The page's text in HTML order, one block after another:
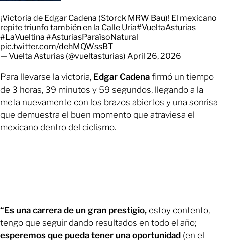
¡Victoria de Edgar Cadena (Storck MRW Bau)! El mexicano
repite triunfo también en la Calle Uría#VueltaAsturias
#LaVueltina #AsturiasParaísoNatural
pic.twitter.com/dehMQWssBT
— Vuelta Asturias (@vueltasturias) April 26, 2026
Para llevarse la victoria, Edgar Cadena firmó un tiempo
de 3 horas, 39 minutos y 59 segundos, llegando a la
meta nuevamente con los brazos abiertos y una sonrisa
que demuestra el buen momento que atraviesa el
mexicano dentro del ciclismo.
“Es una carrera de un gran prestigio, estoy contento,
tengo que seguir dando resultados en todo el año;
esperemos que pueda tener una oportunidad (en el